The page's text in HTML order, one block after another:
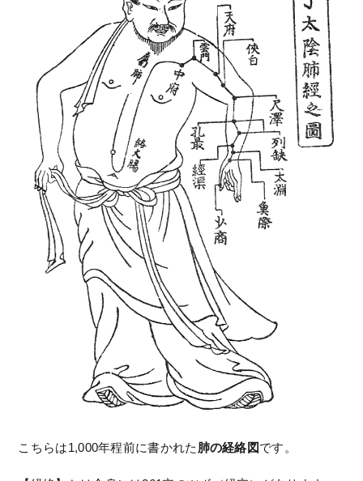
こちらは1,000年程前に書かれた 肺の経絡図です。